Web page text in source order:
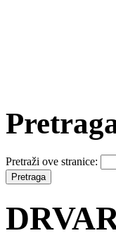
Pretraži ove stranice: